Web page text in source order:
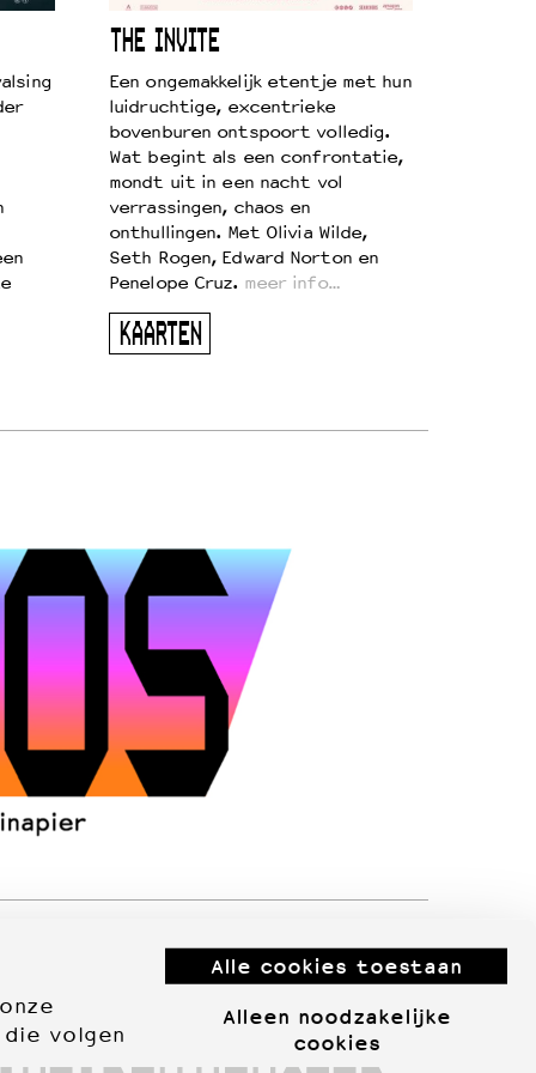
volgen
Alle cookies toestaan
Alleen noodzakelijke
cookies
THE INVITE
Een ongemakkelijk etentje met hun
luidruchtige, excentrieke
bovenburen ontspoort volledig.
Wat begint als een confrontatie,
mondt uit in een nacht vol
verrassingen, chaos en
onthullingen. Met Olivia Wilde,
Seth Rogen, Edward Norton en
Penelope Cruz. meer info…
KAARTEN